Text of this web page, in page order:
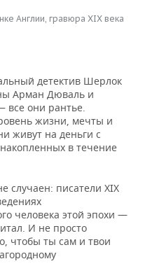
Англии, гравюра XIX века
детектив Шерлок
Арман Дюваль и
они рантье.
жизни, мечты и
живут на деньги с
в течение
случаен: писатели XIX
человека этой эпохи —
И не просто
чтобы ты сам и твои